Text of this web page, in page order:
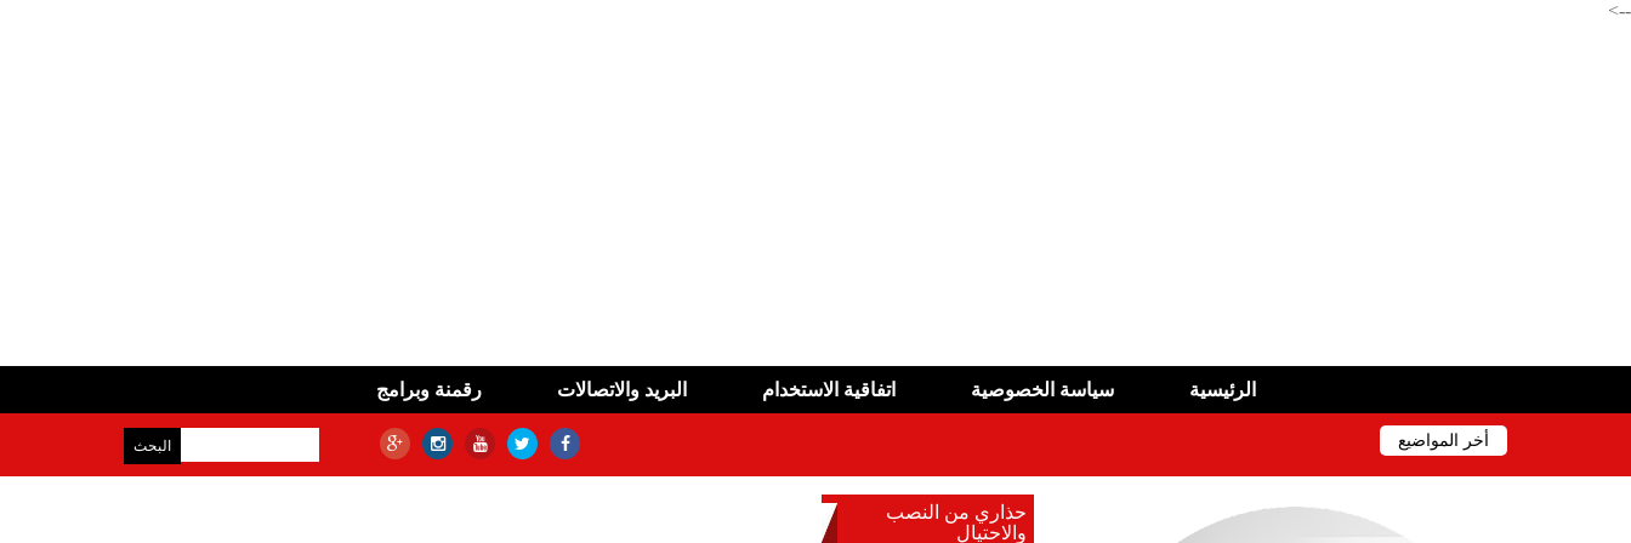
-->
الرئيسية سياسة الخصوصية اتفاقية الاستخدام البريد والاتصالات رقمنة وبرامج
أخر المواضيع
وزارة المالية : تكذيب و متابعة قضائية ضد ناشري الوثائق المزورة
حذاري من النصب
والاحتيال